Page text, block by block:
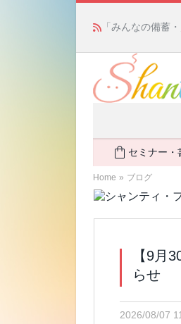
「みんなの備蓄
セミナー・
Home » ブログ
【9月
らせ
2026/08/07